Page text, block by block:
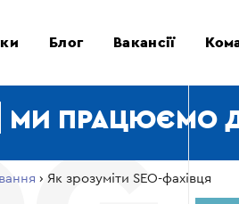
Блог Вакансії
МИ ПРАЦЮЄМО
› Як зрозуміти SEO-фахівця